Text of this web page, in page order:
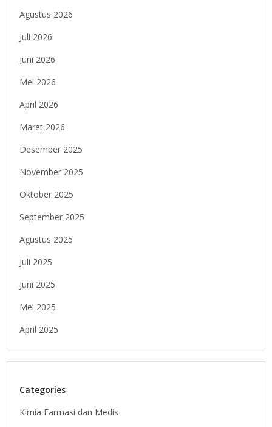
Agustus 2026
Juli 2026
Juni 2026
Mei 2026
April 2026
Maret 2026
Desember 2025
November 2025
Oktober 2025
September 2025
Agustus 2025
Juli 2025
Juni 2025
Mei 2025
April 2025
Categories
Kimia Farmasi dan Medis